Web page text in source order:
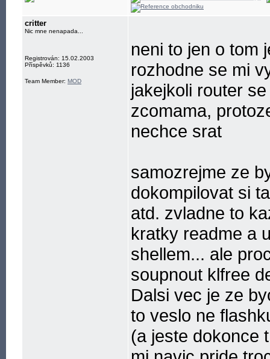
critter
Nic mne nenapada...
Registrován: 15.02.2003
Příspěvků: 1136
Team Member: MOD
neni to jen o tom
rozhodne se mi
jakejkoli router
zcomama,
nechce srat
samozrejme ze
dokompilovat si
atd. zvladne to
kratky readme a
shellem... ale
soupnout klfree
Dalsi vec je ze
to veslo ne
(a jeste dokonce